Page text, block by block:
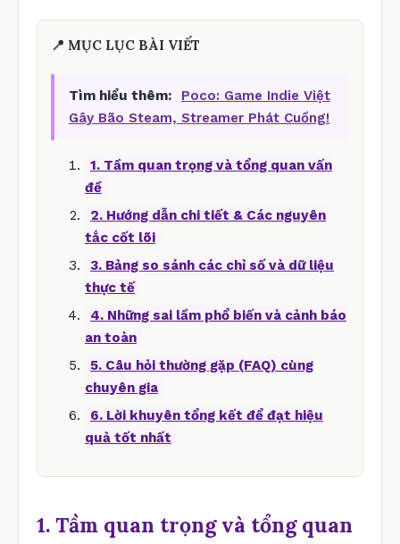
📍 MỤC LỤC BÀI VIẾT
Tìm hiểu thêm:
Poco: Game Indie Việt
Gây Bão Steam, Streamer Phát Cuồng!
1. Tầm quan trọng và tổng quan vấn
đề
2. Hướng dẫn chi tiết & Các nguyên
tắc cốt lõi
3. Bảng so sánh các chỉ số và dữ liệu
thực tế
4. Những sai lầm phổ biến và cảnh báo
an toàn
5. Câu hỏi thường gặp (FAQ) cùng
chuyên gia
6. Lời khuyên tổng kết để đạt hiệu
quả tốt nhất
1. Tầm quan trọng và tổng quan